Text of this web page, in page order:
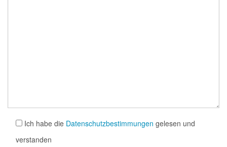
Ich habe die Datenschutzbestimmungen gelesen und
verstanden